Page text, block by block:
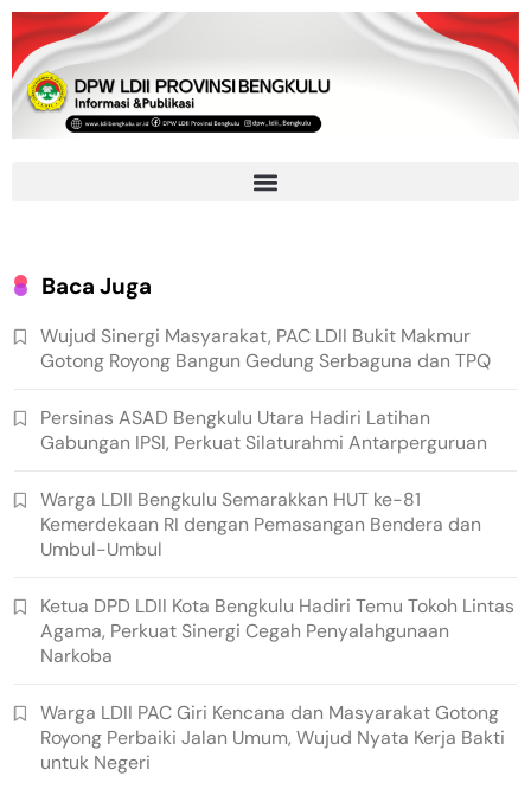
Baca Juga
Wujud Sinergi Masyarakat, PAC LDII Bukit Makmur
Gotong Royong Bangun Gedung Serbaguna dan TPQ
Persinas ASAD Bengkulu Utara Hadiri Latihan
Gabungan IPSI, Perkuat Silaturahmi Antarperguruan
Warga LDII Bengkulu Semarakkan HUT ke-81
Kemerdekaan RI dengan Pemasangan Bendera dan
Umbul-Umbul
Ketua DPD LDII Kota Bengkulu Hadiri Temu Tokoh Lintas
Agama, Perkuat Sinergi Cegah Penyalahgunaan
Narkoba
Warga LDII PAC Giri Kencana dan Masyarakat Gotong
Royong Perbaiki Jalan Umum, Wujud Nyata Kerja Bakti
untuk Negeri